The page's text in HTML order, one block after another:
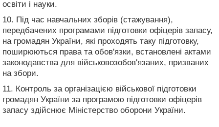
освіти і науки.
10. Під час навчальних зборів (стажування),
передбачених програмами підготовки офіцерів запасу,
на громадян України, які проходять таку підготовку,
поширюються права та обов'язки, встановлені актами
законодавства для військовозобов'язаних, призваних
на збори.
11. Контроль за організацією військової підготовки
громадян України за програмою підготовки офіцерів
запасу здійснює Міністерство оборони України.